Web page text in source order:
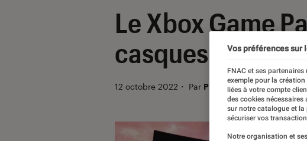
Le Xbox Game
casques Meta
12 octobre 2022 ・ Par Pierre Crochart
Vos préférences sur
FNAC et ses
exemple pour la
liées à votre compte
des cookies
sur notre catalogue et la
sécuriser vos
Notre organisation et ses